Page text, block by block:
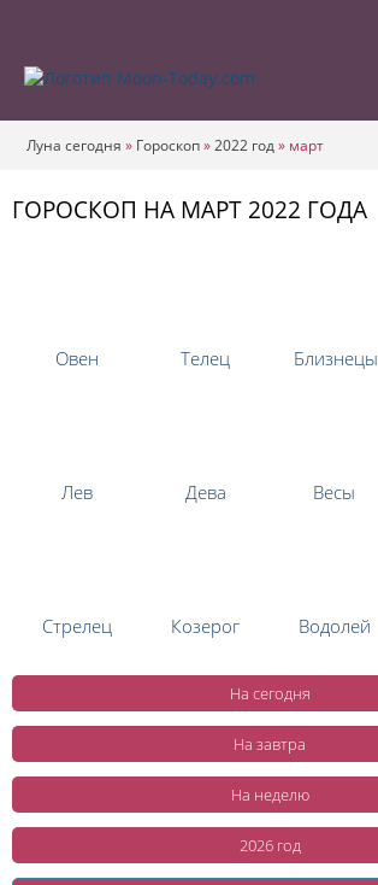
Луна сегодня » Гороскоп»2022 год» март
ГОРОСКОП НА МАРТ 2022 ГОДА
Овен Телец Близнецы
Лев Дева Весы
Стрелец Козерог Водолей
На сегодня
На завтра
На неделю
2026 год